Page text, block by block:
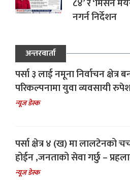
८४’ र ‘मिसन
नगर्न निर्देशन
अन्तरवार्ता
पर्सा ३ लाई नमूना निर्वाचन क्षेत्र
परिकल्पनामा युवा व्यवसायी
न्यूज डेस्क
पर्सा क्षेत्र ४ (ख) मा लालटेनको
होईन ,जनताको सेवा गर्छु –
न्यूज डेस्क